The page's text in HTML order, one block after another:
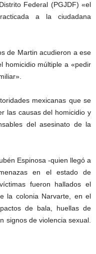
Federal (PGJDF) «el
a la ciudadana
de Martin acudieron a ese
homicidio múltiple a «pedir
mexicanas que se
las causas del homicidio y
del asesinato de la
Espinosa -quien llegó a
en el estado de
fueron hallados el
la colonia Narvarte, en el
de bala, huellas de
signos de violencia sexual.